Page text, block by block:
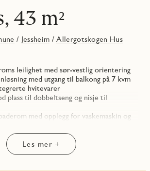
43 m²
/ Jessheim /Allergotskogen Hus
leilighet med sør-vestlig orientering
med utgang til balkong på 7 kvm
hvitevarer
plass til dobbeltseng og nisje til
med opplegg for vaskemaskin og
adkomst til egen bod
sportsbod i underetasjen
Les mer +